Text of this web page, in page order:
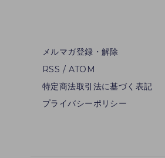
メルマガ登録・解除
RSS / ATOM
特定商法取引法に基づく表記
プライバシーポリシー